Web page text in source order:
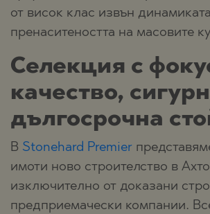
от висок клас извън
пренаситеността на масовите
Селекция с
качество,
дългосрочна
В Stonehard Premier
имоти ново строителство в
изключително от доказани
предприемачески компании.